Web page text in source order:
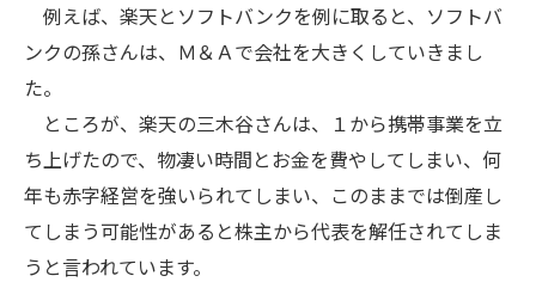
例えば、楽天とソフトバンクを例に取ると、ソフトバ
ンクの孫さんは、Ｍ＆Ａで会社を大きくしていきまし
た。
ところが、楽天の三木谷さんは、１から携帯事業を立
ち上げたので、物凄い時間とお金を費やしてしまい、何
年も赤字経営を強いられてしまい、このままでは倒産し
てしまう可能性があると株主から代表を解任されてしま
うと言われています。